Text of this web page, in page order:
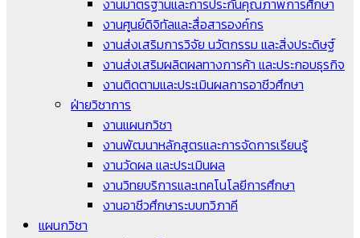
งานศูนย์ดิจิทัลและสื่อสารองค์กร
งานส่งเสริมการวิจัย นวัตกรรม และสิ่งประดิษฐ์
งานส่งเสริมผลิตผลทางการค้า และประกอบธุรกิจ
งานติดตามและประเมินผลการอาชีวศึกษา
ฝ่ายวิชาการ
งานแผนกวิชา
งานพัฒนาหลักสูตรและการจัดการเรียนรู้
งานวัดผล และประเมินผล
งานวิทยบริการและเทคโนโลยีการศึกษา
งานอาชีวศึกษาระบบทวิภาคี
แผนกวิชา